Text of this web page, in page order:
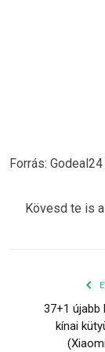
Forrás: Godeal24
Kövesd te is a
37+1 újabb
kínai